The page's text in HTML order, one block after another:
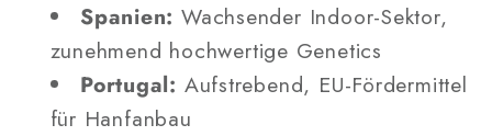
Spanien: Wachsender Indoor-Sektor,
zunehmend hochwertige Genetics
Portugal: Aufstrebend, EU-Fördermittel
für Hanfanbau